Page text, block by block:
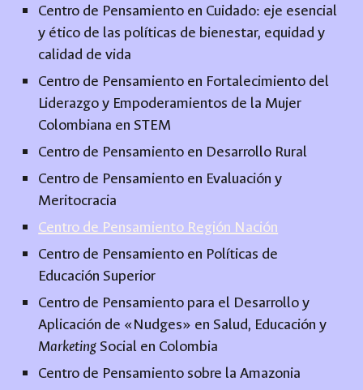
Centro de Pensamiento en Cuidado: eje esencial
y ético de las políticas de bienestar, equidad y
calidad de vida
Centro de Pensamiento en Fortalecimiento del
Liderazgo y Empoderamientos de la Mujer
Colombiana en STEM
Centro de Pensamiento en Desarrollo Rural
Centro de Pensamiento en Evaluación y
Meritocracia
Centro de Pensamiento Región Nación
Centro de Pensamiento en Políticas de
Educación Superior
Centro de Pensamiento para el Desarrollo y
Aplicación de «Nudges» en Salud, Educación y
MarketingSocial en Colombia
Centro de Pensamiento sobre la Amazonia